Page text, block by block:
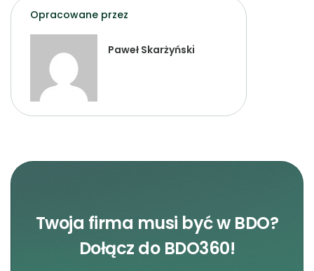
Opracowane przez
Paweł Skarżyński
Twoja firma musi być w BDO?
Dołącz do BDO360!